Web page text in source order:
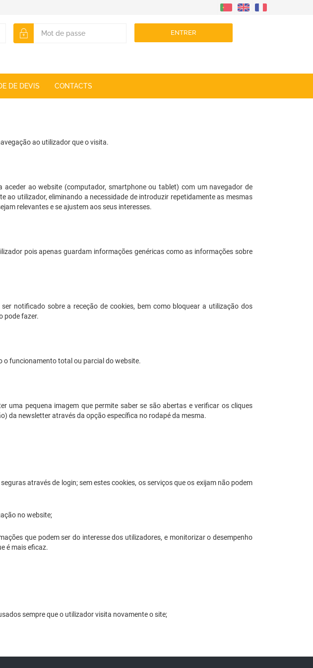
ENTRER
DE DEVIS CONTACTS
ao utilizador que o visita.
ao website (computador, smartphone ou tablet) com um navegador de
ao utilizador, eliminando a necessidade de introduzir repetidamente as mesmas
relevantes e se ajustem aos seus interesses.
pois apenas guardam informações genéricas como as informações sobre
notificado sobre a receção de cookies, bem como bloquear a utilização dos
pode fazer.
o funcionamento total ou parcial do website.
uma pequena imagem que permite saber se são abertas e verificar os cliques
da newsletter através da opção específica no rodapé da mesma.
através de login; sem estes cookies, os serviços que os exijam não podem
no website;
que podem ser do interesse dos utilizadores, e monitorizar o desempenho
é mais eficaz.
sempre que o utilizador visita novamente o site;